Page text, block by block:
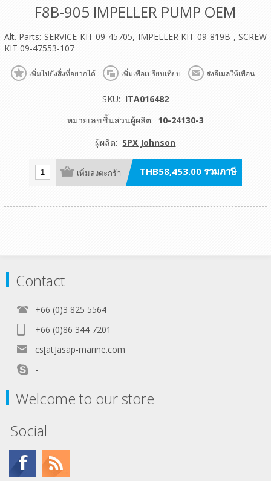
F8B-905 IMPELLER PUMP OEM
Alt. Parts: SERVICE KIT 09-45705, IMPELLER KIT 09-819B , SCREW
KIT 09-47553-107
เพิ่มไปยังสิ่งที่อยากได้ เพิ่มเพื่อเปรียบเทียบ ส่งอีเมลให้เพื่อน
SKU: ITA016482
หมายเลขชิ้นส่วนผู้ผลิต: 10-24130-3
ผู้ผลิต: SPX Johnson
เพิ่มลงตะกร้า THB58,453.00 รวมภาษี
Contact
+66 (0)3 825 5564
+66 (0)86 344 7201
cs[at]asap-marine.com
-
Welcome to our store
Social